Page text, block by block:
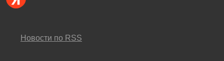
Новости по RSS